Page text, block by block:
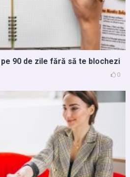
90 de zile fără să te blochezi
0